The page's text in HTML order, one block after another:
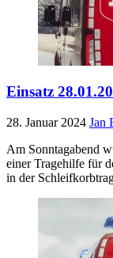
Einsatz
28. Januar 2024 Jan
Am Sonntagabend
einer Tragehilfe für
in der